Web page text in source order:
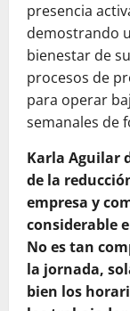
presencia
demostrando
bienestar de
procesos de
para operar
semanales de
Karla Aguilar
de la
empresa y
considerable
No es tan
la jornada,
bien los